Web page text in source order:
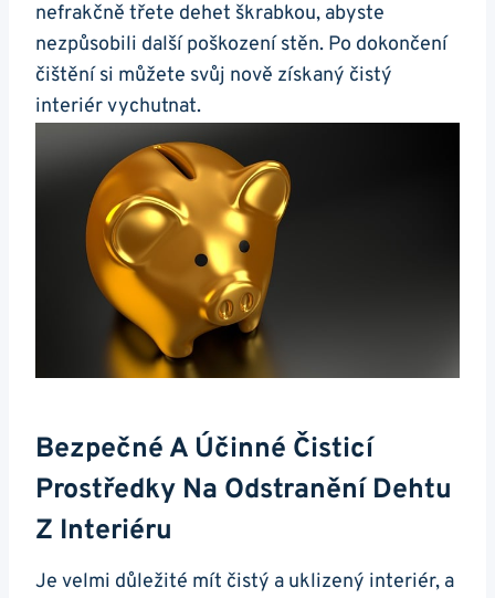
nefrakčně třete dehet‍ škrabkou, abyste⁣
nezpůsobili další poškození⁢ stěn. ​Po dokončení
čištění ‌si můžete svůj nově‌ získaný čistý
interiér vychutnat.
Bezpečné A ‌účinné Čisticí
Prostředky Na Odstranění Dehtu⁤
Z Interiéru
Je velmi důležité‍ mít‌ čistý a uklizený interiér, a